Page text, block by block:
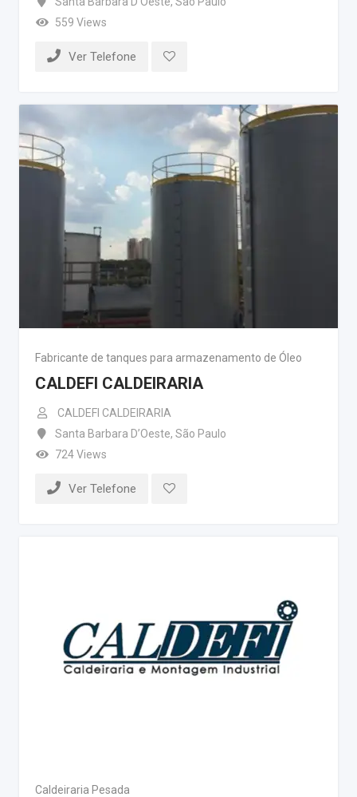
559 Views
Ver Telefone
Fabricante de tanques para armazenamento de Óleo
CALDEFI CALDEIRARIA
CALDEFI CALDEIRARIA
Santa Barbara D’Oeste, São Paulo
724 Views
Ver Telefone
Caldeiraria Pesada